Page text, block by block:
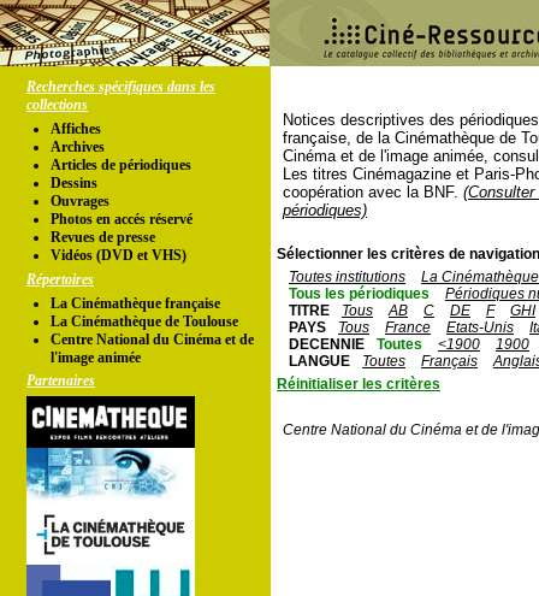
Recherches spécifiques dans les
collections
Affiches
Archives
Articles de périodiques
Dessins
Ouvrages
Photos en accés réservé
Revues de presse
Vidéos (DVD et VHS)
Répertoires
La Cinémathèque française
La Cinémathèque de Toulouse
Centre National du Cinéma et de
l'image animée
Partenaires
Notices descriptives des
française, de la Cinémathèque de
Cinéma et de l'image animée,
Les titres Cinémagazine et Paris-
coopération avec la BNF.
périodiques)
Sélectionner les critères de
Toutes institutions
La
Tous les périodiques
Périodiques
TITRE
Tous AB C DE F
GHI
PAYS
Tous France Etats-Unis
DECENNIE
Toutes <1900
1900
LANGUE
Toutes Français
Réinitialiser les critères
Centre National du Cinéma et de